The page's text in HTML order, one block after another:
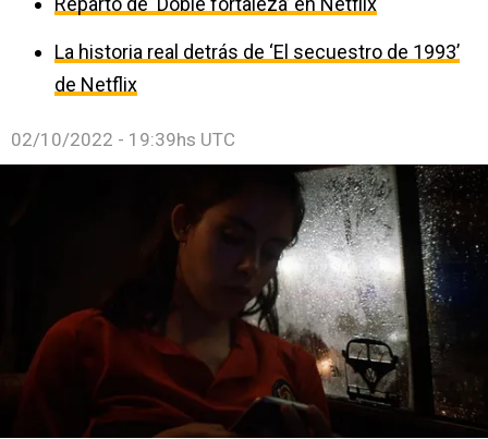
La historia real detrás de ‘El secuestro de 1993’
de Netflix
02/10/2022 - 19:39hs UTC